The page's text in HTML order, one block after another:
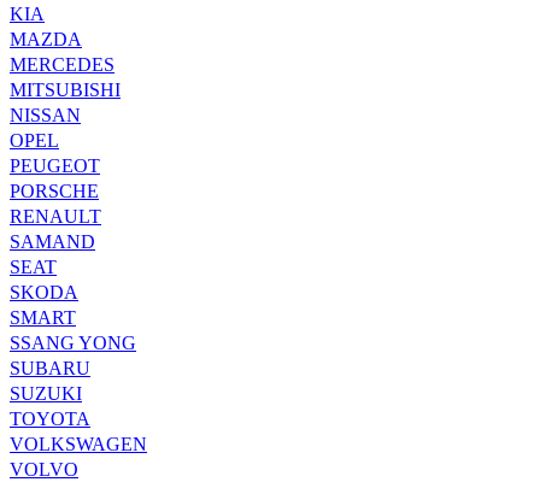
KIA
MAZDA
MERCEDES
MITSUBISHI
NISSAN
OPEL
PEUGEOT
PORSCHE
RENAULT
SAMAND
SEAT
SKODA
SMART
SSANG YONG
SUBARU
SUZUKI
TOYOTA
VOLKSWAGEN
VOLVO